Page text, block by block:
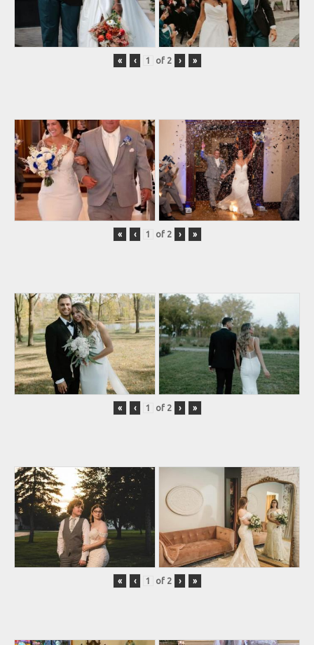
« ‹ of 2 › »
« ‹ of 2 › »
« ‹ of 2 › »
« ‹ of 2 › »